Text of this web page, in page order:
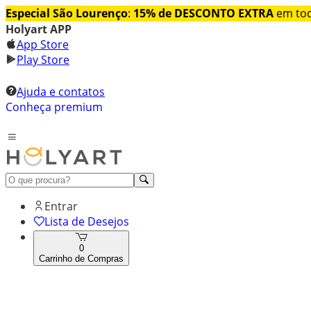
Especial São Lourenço: 15% de DESCONTO EXTRA em
Holyart APP
App Store
Play Store
Ajuda e contatos
Conheça premium
Entrar
Lista de Desejos
0
Carrinho de Compras